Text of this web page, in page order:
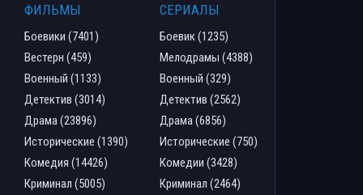
ФИЛЬМЫ
Боевики (7401)
Вестерн (459)
Военный (1133)
Детектив (3014)
Драма (23896)
Исторические (1390)
Комедия (14426)
Криминал (5005)
СЕРИАЛЫ
Боевик (1235)
Мелодрамы (4388)
Военный (329)
Детектив (2562)
Драма (6856)
Исторические (750)
Комедии (3428)
Криминал (2464)